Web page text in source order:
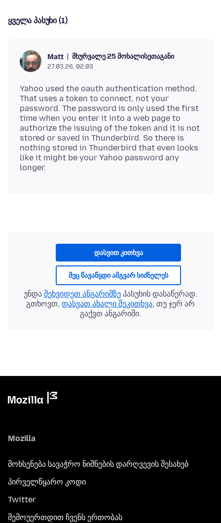
ყველა პასუხი (1)
Matt მხურვალე 25 მოხალისეთაგანი
27.03.26, 02:03
Yahoo used the oauth authentication method.
That uses a token to connect, not your
password. The password is only used the first
time when you enter it into a web page to
authorize the issuing of the token and it is not
stored or saved in Thunderbird. So there is
nothing stored in Thunderbird that even looks
like it might be your Yahoo password any
დასვით კითხვა
მეც წავაწყდი ამგვარ სიძნელეს
უნდა შეხვიდეთ ანგარიშზე პასუხის დასაწერად.
გთხოვთ, დასვათ ახალი შეკითხვა, თუ ჯერ არ
გაქვთ ანგარიში.
Mozilla
მოხსენება სავაჭრო ნიშნების დარღვევის შესახებ
პირველწყარო კოდი
Twitter
შემოუერთდით ჩვენს ერთობას